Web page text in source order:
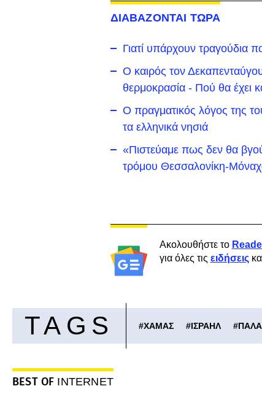
ΔΙΑΒΑΖΟΝΤΑΙ ΤΩΡΑ
Γιατί υπάρχουν τραγούδια
Ο καιρός τον
θερμοκρασία - Πού θα έχει
Ο πραγματικός λόγος της
τα ελληνικά νησιά
«Πιστεύαμε πως δεν θα
τρόμου Θεσσαλονίκη-
Ακολουθήστε το
για όλες τις ειδήσεις
TAGS #ΧΑΜΑΣ #ΙΣΡΑΗΛ #
BEST OF INTERNET